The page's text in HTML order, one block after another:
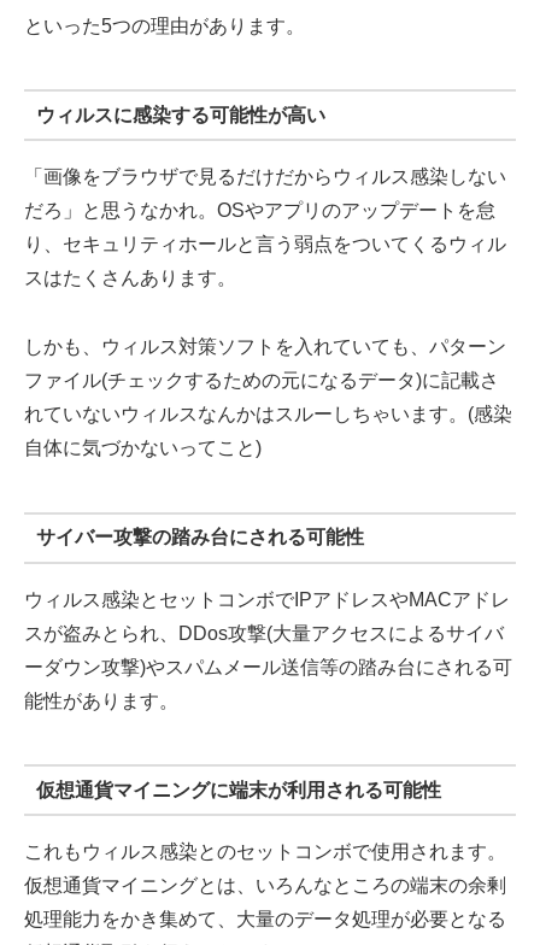
といった5つの理由があります。
ウィルスに感染する可能性が高い
「画像をブラウザで見るだけだからウィルス感染しない
だろ」と思うなかれ。OSやアプリのアップデートを怠
り、セキュリティホールと言う弱点をついてくるウィル
スはたくさんあります。
しかも、ウィルス対策ソフトを入れていても、パターン
ファイル(チェックするための元になるデータ)に記載さ
れていないウィルスなんかはスルーしちゃいます。(感染
自体に気づかないってこと)
サイバー攻撃の踏み台にされる可能性
ウィルス感染とセットコンボでIPアドレスやMACアドレ
スが盗みとられ、DDos攻撃(大量アクセスによるサイバ
ーダウン攻撃)やスパムメール送信等の踏み台にされる可
能性があります。
仮想通貨マイニングに端末が利用される可能性
これもウィルス感染とのセットコンボで使用されます。
仮想通貨マイニングとは、いろんなところの端末の余剰
処理能力をかき集めて、大量のデータ処理が必要となる